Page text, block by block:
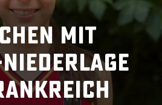
mit